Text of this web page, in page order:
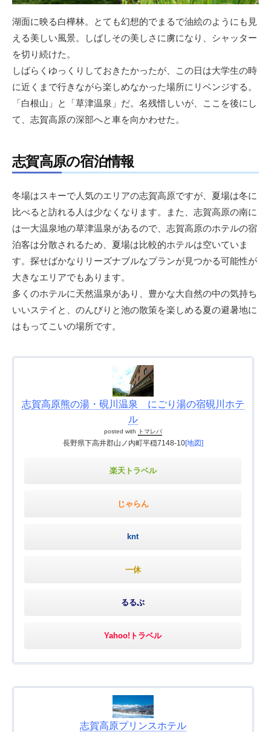
湖面に映る白樺林。とても幻想的でまるで油絵のようにも見
える美しい風景。しばしその美しさに虜になり、シャッター
を切り続けた。
しばらくゆっくりしておきたかったが、この日は大学生の時
に近くまで行きながら楽しめなかった場所にリベンジする。
「白根山」と「草津温泉」だ。名残惜しいが、ここを後にし
て、志賀高原の深部へと車を向かわせた。
志賀高原の宿泊情報
冬場はスキーで人気のエリアの志賀高原ですが、夏場は冬に
比べると訪れる人は少なくなります。また、志賀高原の南に
は一大温泉地の草津温泉があるので、志賀高原のホテルの宿
泊客は分散されるため、夏場は比較的ホテルは空いていま
す。探せばかなりリーズナブルなプランが見つかる可能性が
大きなエリアでもあります。
多くのホテルに天然温泉があり、豊かな大自然の中の気持ち
いいステイと、のんびりと池の散策を楽しめる夏の避暑地に
はもってこいの場所です。
志賀高原熊の湯・硯川温泉 にごり湯の宿硯川ホテ
ル
posted with トマレバ
長野県下高井郡山ノ内町平穏7148-10[地図]
楽天トラベル
じゃらん
knt
一休
るるぶ
Yahoo!トラベル
志賀高原プリンスホテル